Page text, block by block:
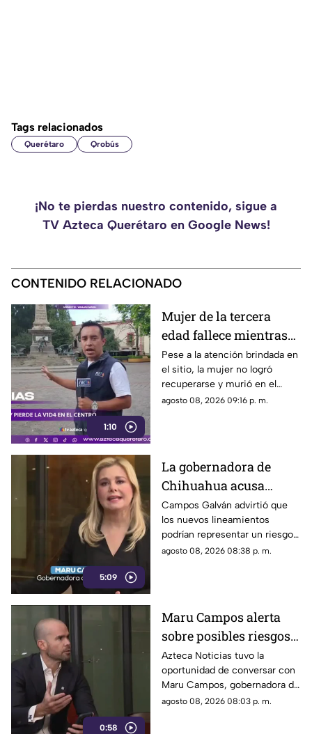
Tags relacionados
Querétaro Qrobús
¡No te pierdas nuestro contenido, sigue a
TV Azteca Querétaro en Google News!
CONTENIDO RELACIONADO
1:10
Mujer de la tercera
edad fallece mientras
caminaba por el Centro
de Querétaro
Pese a la atención brindada en
el sitio, la mujer no logró
recuperarse y murió en el
lugar.
agosto 08, 2026 09:16 p. m.
5:09
La gobernadora de
Chihuahua acusa
posible censura
impulsada desde el
Gobierno Federal
Campos Galván advirtió que
los nuevos lineamientos
podrían representar un riesgo
para la libertad de expresión
agosto 08, 2026 08:38 p. m.
0:58
Maru Campos alerta
sobre posibles riesgos
para la libertad de
expresión
Azteca Noticias tuvo la
oportunidad de conversar con
Maru Campos, gobernadora de
Chihuahua, quien habló sobre
agosto 08, 2026 08:03 p. m.